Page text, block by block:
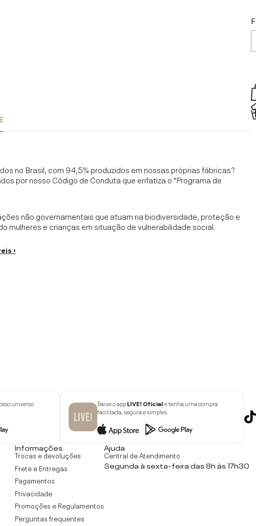
no Brasil, com 94,5% produzidos em nossas próprias fábricas?
por nosso Código de Conduta que enfatiza o "Programa de
não governamentais que atuam na biodiversidade, proteção e
mulheres e crianças em situação de vulnerabilidade social.
›
universo
Baixe o appLIVE! Oficiale tenha uma compra
facilitada, segura e simples.
Informações
Trocas e devoluções
Frete e Entregas
Pagamentos
Privacidade
Promoções e Regulamentos
Perguntas frequentes
Ajuda
Central de Atendimento
Segunda à sexta-feira das 8h às 17h30